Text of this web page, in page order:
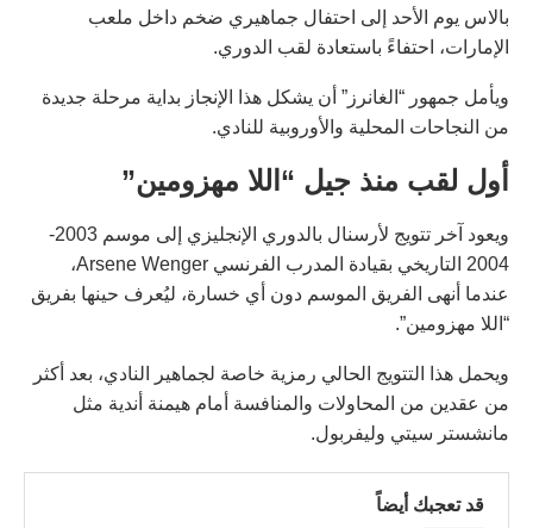
بالاس يوم الأحد إلى احتفال جماهيري ضخم داخل ملعب
الإمارات، احتفاءً باستعادة لقب الدوري.
ويأمل جمهور “الغانرز” أن يشكل هذا الإنجاز بداية مرحلة جديدة
من النجاحات المحلية والأوروبية للنادي.
أول لقب منذ جيل “اللا مهزومين”
ويعود آخر تتويج لأرسنال بالدوري الإنجليزي إلى موسم 2003-
2004 التاريخي بقيادة المدرب الفرنسي Arsene Wenger،
عندما أنهى الفريق الموسم دون أي خسارة، ليُعرف حينها بفريق
“اللا مهزومين”.
ويحمل هذا التتويج الحالي رمزية خاصة لجماهير النادي، بعد أكثر
من عقدين من المحاولات والمنافسة أمام هيمنة أندية مثل
مانشستر سيتي وليفربول.
قد تعجبك أيضاً